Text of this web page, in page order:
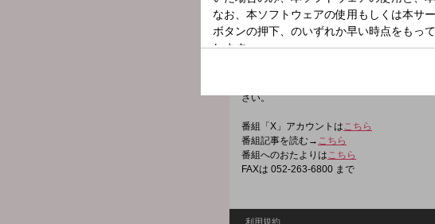
番組名
ドラ魂キング
とれたて最新のドラゴンズ情報を中心とし
CBCのスポーツアナウンサーの面々と加藤
さい。
番組「X」アカウントはこちら
番組記事を読む→ こちら
番組へのおたよりはこちら
FAXは 052-263-6800 まで
利用規約